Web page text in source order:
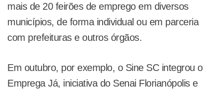
mais de 20 feirões de emprego em diversos
municípios, de forma individual ou em parceria
com prefeituras e outros órgãos.
Em outubro, por exemplo, o Sine SC integrou o
Emprega Já, iniciativa do Senai Florianópolis e